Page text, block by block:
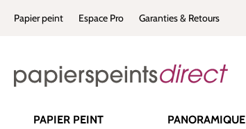
Passer à la navigation principale
Papier peint Espace Pro Garanties & Retours
PAPIER PEINT PANORAMIQUE